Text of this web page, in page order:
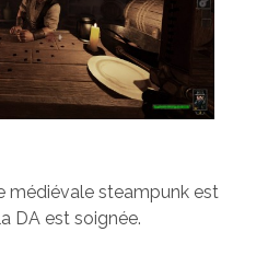
médiévale steampunk est
DA est soignée.